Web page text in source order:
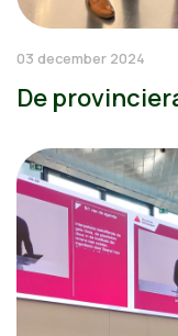
03 december 2024
De